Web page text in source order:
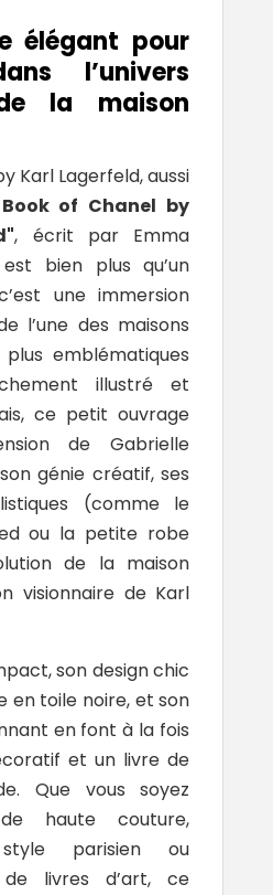
élégant pour
l’univers
la maison
Karl Lagerfeld, aussi
of Chanel by
, écrit par Emma
bien plus qu’un
une immersion
l’une des maisons
emblématiques
illustré et
ce petit ouvrage
de Gabrielle
génie créatif, ses
(comme le
ou la petite robe
de la maison
visionnaire de Karl
son design chic
en toile noire, et son
en font à la fois
et un livre de
Que vous soyez
haute couture,
parisien ou
de livres d’art, ce